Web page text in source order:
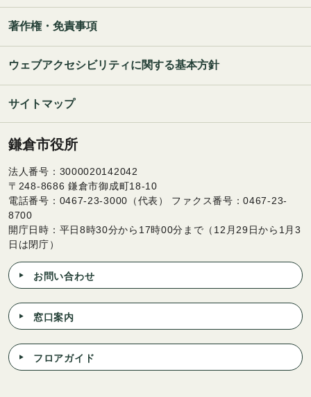
著作権・免責事項
ウェブアクセシビリティに関する基本方針
サイトマップ
鎌倉市役所
法人番号：3000020142042
〒248-8686 鎌倉市御成町18-10
電話番号：0467-23-3000（代表） ファクス番号：0467-23-
8700
開庁日時：平日8時30分から17時00分まで（12月29日から1月3
日は閉庁）
お問い合わせ
窓口案内
フロアガイド